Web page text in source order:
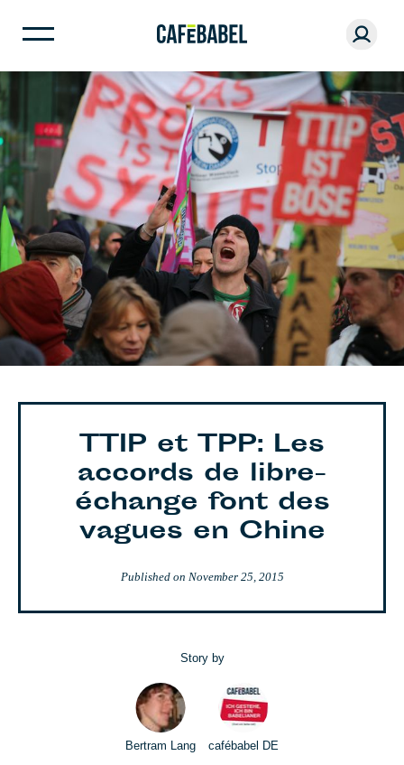
TTIP et TPP: Les
accords de libre-
échange font des
vagues en Chine
Published on November 25, 2015
Story by
Bertram Lang cafébabel DE